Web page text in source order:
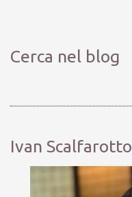
Cerca nel blog
Ivan Scalfarotto